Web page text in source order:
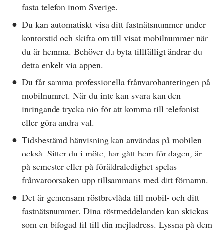
fasta telefon inom Sverige.
Du kan automatiskt visa ditt fastnätsnummer under
kontorstid och skifta om till visat mobilnummer när
du är hemma. Behöver du byta tillfälligt ändrar du
detta enkelt via appen.
Du får samma professionella frånvarohanteringen på
mobilnumret. När du inte kan svara kan den
inringande trycka nio för att komma till telefonist
eller göra andra val.
Tidsbestämd hänvisning kan användas på mobilen
också. Sitter du i möte, har gått hem för dagen, är
på semester eller på föräldraledighet spelas
frånvaroorsaken upp tillsammans med ditt förnamn.
Det är gemensam röstbrevlåda till mobil- och ditt
fastnätsnummer. Dina röstmeddelanden kan skickas
som en bifogad fil till din mejladress. Lyssna på dem